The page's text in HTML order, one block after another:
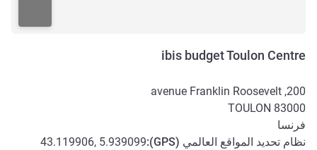
ibis budget Toulon Centre
200, avenue Franklin Roosevelt
83000
TOULON
فرنسا
نظام تحديد المواقع العالمي (GPS
):
43.119906, 5.939099